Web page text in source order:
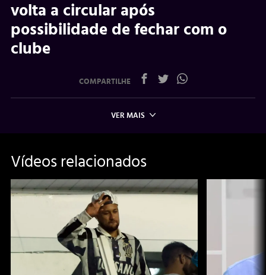
volta a circular após
possibilidade de fechar com o
clube
COMPARTILHE
VER MAIS
Vídeos relacionados